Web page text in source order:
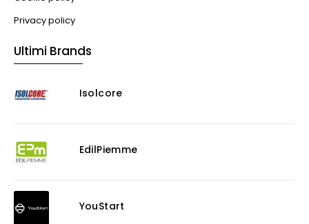
Privacy policy
Ultimi Brands
Isolcore
EdilPiemme
YouStart